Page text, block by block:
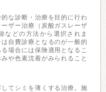
な診断・治療を目的に行わ
ザー治療（炭酸ガスレーザ
などの方法から選択されま
自費診療となるのが一般的
場合には保険適用となるこ
や色素沈着がみられること
てシミを薄くする治療。施